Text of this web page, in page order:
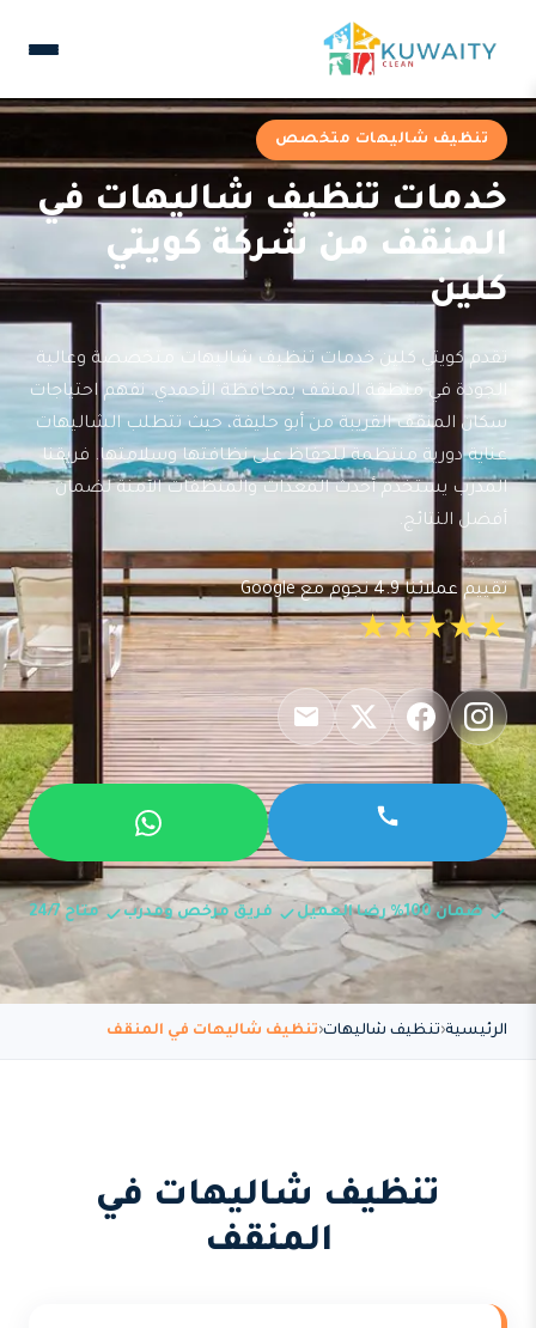
تنظيف شاليهات متخصص
خدمات تنظيف شاليهات في
المنقف من شركة كويتي
كلين
تقدم كويتي كلين خدمات تنظيف شاليهات متخصصة وعالية
الجودة في منطقة المنقف بمحافظة الأحمدي. نفهم احتياجات
سكان المنقف القريبة من أبو حليفة، حيث تتطلب الشاليهات
عناية دورية منتظمة للحفاظ على نظافتها وسلامتها. فريقنا
المدرب يستخدم أحدث المعدات والمنظفات الآمنة لضمان
أفضل النتائج.
تقييم عملائنا 4.9 نجوم مع Google
★★★★★
ضمان 100% رضا العميل فريق مرخص ومدرب متاح 24/7
الرئيسية تنظيف شاليهات تنظيف شاليهات في المنقف
تنظيف شاليهات في
المنقف